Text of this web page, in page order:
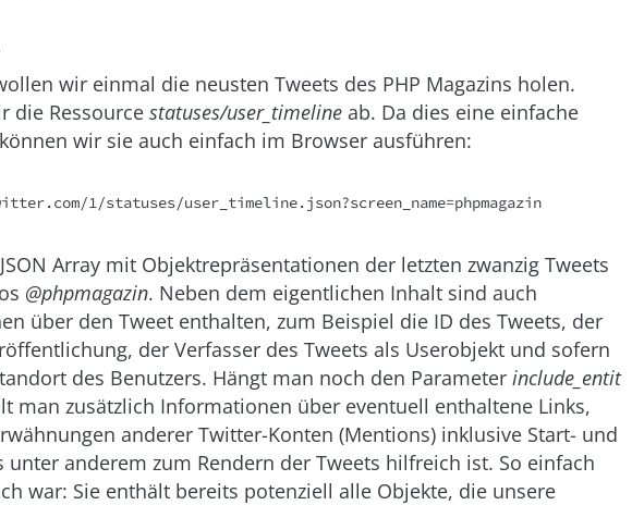
wir einmal die neusten Tweets des PHP Magazins holen.
die Ressource statuses/user_timeline ab. Da dies eine einfache
wir sie auch einfach im Browser ausführen:
1/statuses/user_timeline.json?screen_name=phpmagazin
Array mit Objektrepräsentationen der letzten zwanzig Tweets
@phpmagazin. Neben dem eigentlichen Inhalt sind auch
über den Tweet enthalten, zum Beispiel die ID des Tweets, der
der Verfasser des Tweets als Userobjekt und sofern
des Benutzers. Hängt man noch den Parameter include_entit
man zusätzlich Informationen über eventuell enthaltene Links,
anderer Twitter-Konten (Mentions) inklusive Start- und
unter anderem zum Rendern der Tweets hilfreich ist. So einfach
war: Sie enthält bereits potenziell alle Objekte, die unsere